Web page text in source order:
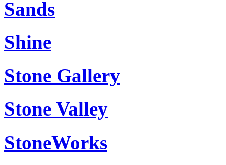
Sands
Shine
Stone Gallery
Stone Valley
StoneWorks